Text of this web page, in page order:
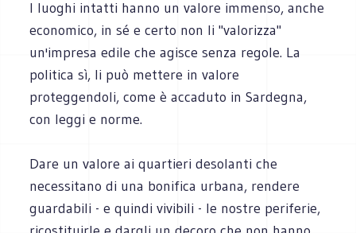
I luoghi intatti hanno un valore immenso, anche
economico, in sé e certo non li "valorizza"
un'impresa edile che agisce senza regole. La
politica sì, li può mettere in valore
proteggendoli, come è accaduto in Sardegna,
con leggi e norme.
Dare un valore ai quartieri desolanti che
necessitano di una bonifica urbana, rendere
guardabili - e quindi vivibili - le nostre periferie,